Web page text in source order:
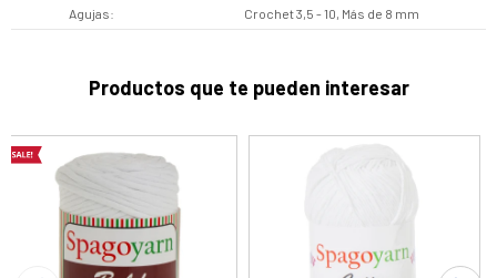
Agujas Crochet 3,5 - 10, Más de 8 mm
Productos que te pueden interesar